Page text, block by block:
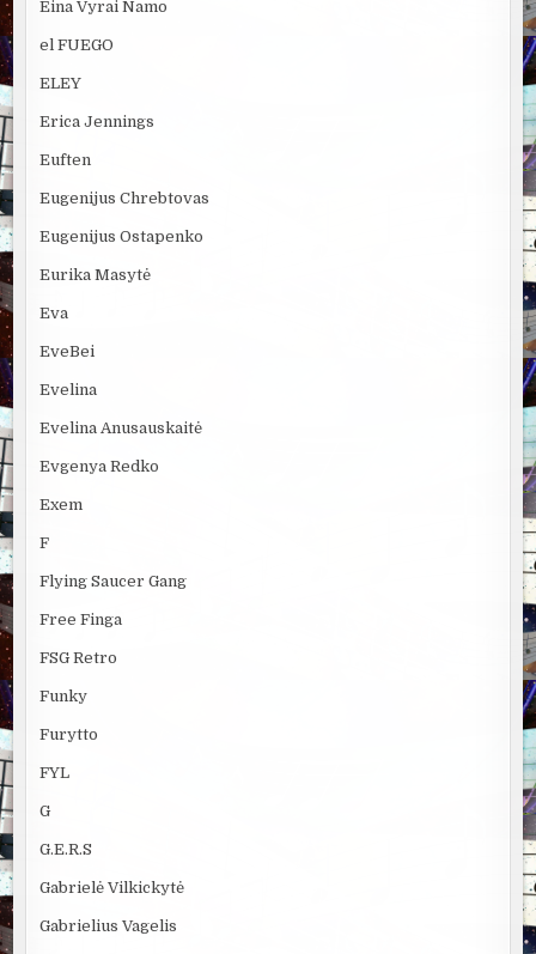
Eina Vyrai Namo
el FUEGO
ELEY
Erica Jennings
Euften
Eugenijus Chrebtovas
Eugenijus Ostapenko
Eurika Masytė
Eva
EveBei
Evelina
Evelina Anusauskaitė
Evgenya Redko
Exem
F
Flying Saucer Gang
Free Finga
FSG Retro
Funky
Furytto
FYL
G
G.E.R.S
Gabrielė Vilkickytė
Gabrielius Vagelis